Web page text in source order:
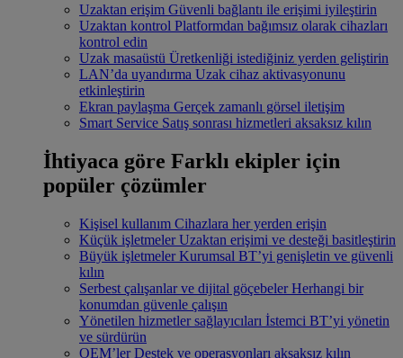
Uzaktan erişim Güvenli bağlantı ile erişimi iyileştirin
Uzaktan kontrol Platformdan bağımsız olarak cihazları
kontrol edin
Uzak masaüstü Üretkenliği istediğiniz yerden geliştirin
LAN’da uyandırma Uzak cihaz aktivasyonunu
etkinleştirin
Ekran paylaşma Gerçek zamanlı görsel iletişim
Smart Service Satış sonrası hizmetleri aksaksız kılın
İhtiyaca göre Farklı ekipler için
popüler çözümler
Kişisel kullanım Cihazlara her yerden erişin
Küçük işletmeler Uzaktan erişimi ve desteği basitleştirin
Büyük işletmeler Kurumsal BT’yi genişletin ve güvenli
kılın
Serbest çalışanlar ve dijital göçebeler Herhangi bir
konumdan güvenle çalışın
Yönetilen hizmetler sağlayıcıları İstemci BT’yi yönetin
ve sürdürün
OEM’ler Destek ve operasyonları aksaksız kılın